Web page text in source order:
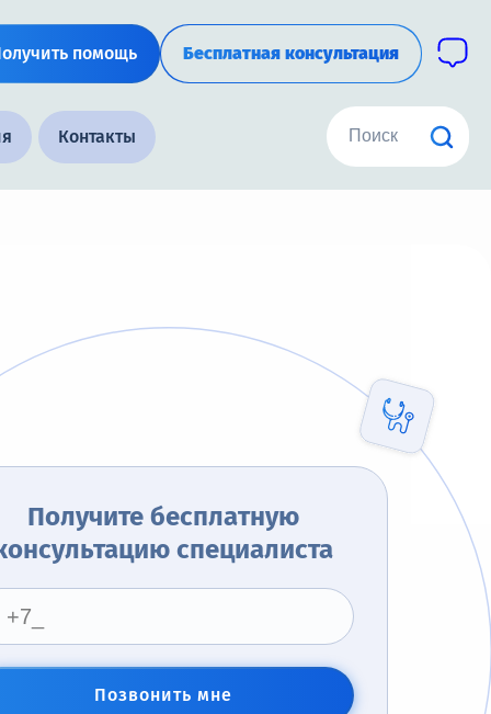
помощь Бесплатная консультация
Контакты
Получите бесплатную
специалиста
Позвонить мне